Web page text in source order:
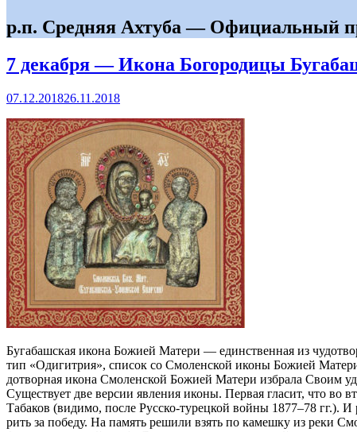
р.п. Средняя Ахтуба — Официальный
7 декабря — Икона Богородицы
07.12.201826.11.2018
Бу­га­баш­ская ико­на Бо­жи­ей Ма­те­ри — един­ствен­ная из
тип «Оди­гит­рия», спи­сок со Смо­лен­ской ико­ны Бо­жи­ей
до­твор­ная ико­на Смо­лен­ской Бо­жи­ей Ма­те­ри из­бра­ла Сво­им
Су­ще­ству­ет две вер­сии яв­ле­ния ико­ны. Пер­вая гла­сит, что
Та­ба­ков (ви­ди­мо, по­сле Рус­ско-ту­рец­кой вой­ны 1877–78 гг.).
рить за по­бе­ду. На па­мять ре­ши­ли взять по ка­меш­ку из ре­ки